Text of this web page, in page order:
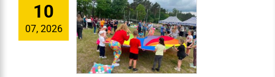
10
07, 2026